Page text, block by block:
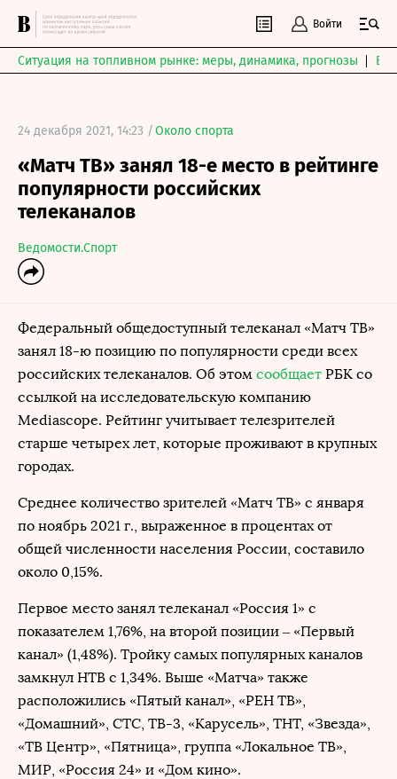
Войти
Ситуация на топливном рынке: меры, динамика, прогнозы
24 декабря 2021, 14:23 /Около спорта
«Матч ТВ» занял 18-е место в рейтинге
популярности российских
телеканалов
Ведомости.Спорт
Федеральный общедоступный телеканал «Матч ТВ»
занял 18-ю позицию по популярности среди всех
российских телеканалов. Об этом сообщает РБК со
ссылкой на исследовательскую компанию
Mediascope. Рейтинг учитывает телезрителей
старше четырех лет, которые проживают в крупных
городах.
Среднее количество зрителей «Матч ТВ» с января
по ноябрь 2021 г., выраженное в процентах от
общей численности населения России, составило
около 0,15%.
Первое место занял телеканал «Россия 1» с
показателем 1,76%, на второй позиции – «Первый
канал» (1,48%). Тройку самых популярных каналов
замкнул НТВ с 1,34%. Выше «Матча» также
расположились «Пятый канал», «РЕН ТВ»,
«Домашний», СТС, ТВ-3, «Карусель», ТНТ, «Звезда»,
«ТВ Центр», «Пятница», группа «Локальное ТВ»,
МИР, «Россия 24» и «Дом кино».